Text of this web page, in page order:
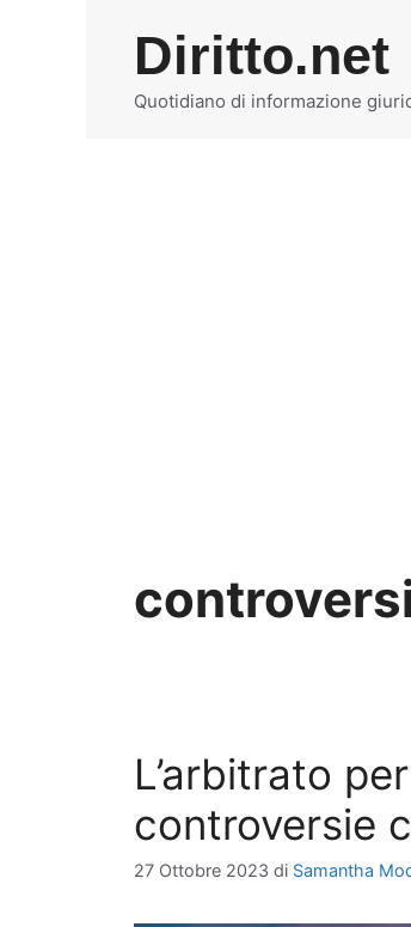
Diritto.net
Quotidiano di informazione
L’arbitrato
controversie
27 Ottobre 2023 di Samantha